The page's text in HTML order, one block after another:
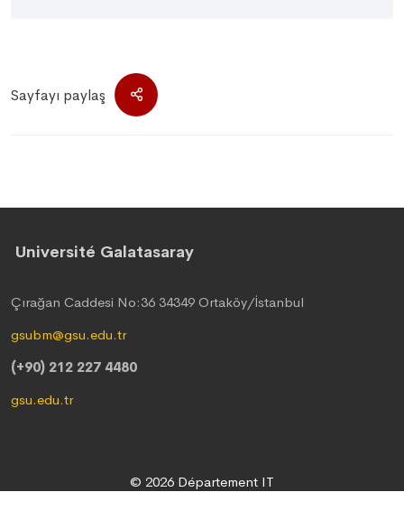
Sayfayı paylaş
Université Galatasaray
Çırağan Caddesi No:36 34349 Ortaköy/İstanbul
gsubm@gsu.edu.tr
(+90) 212 227 4480
gsu.edu.tr
© 2026 Département IT